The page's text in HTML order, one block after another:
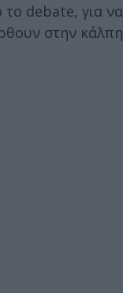
debate, για
στην